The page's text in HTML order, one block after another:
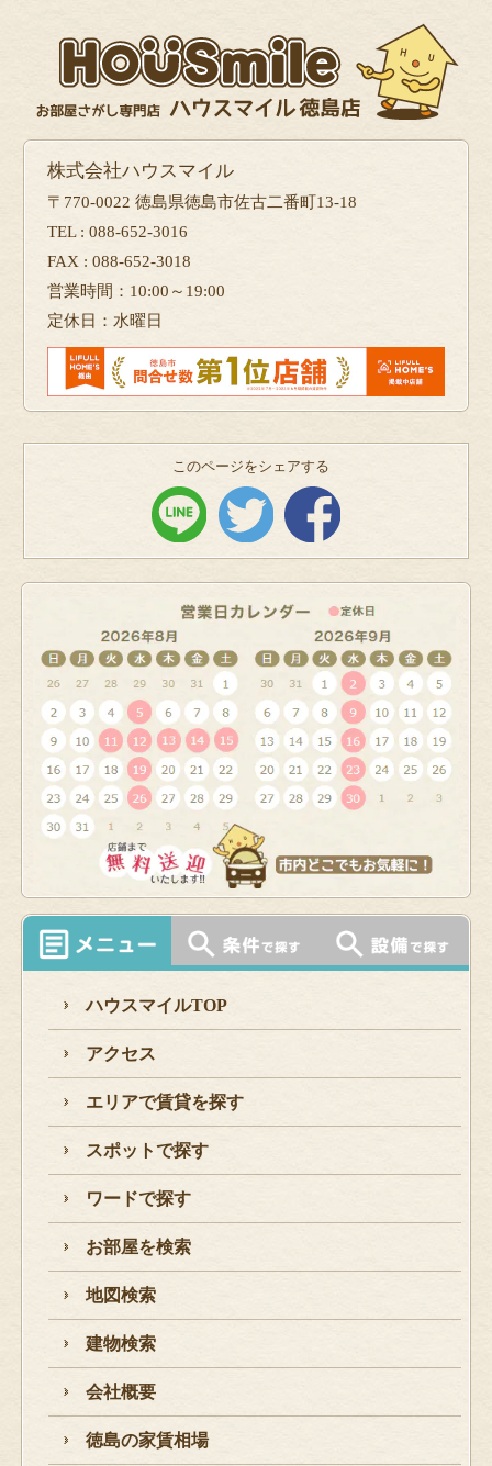
株式会社ハウスマイル
〒770-0022 徳島県徳島市佐古二番町13-18
TEL : 088-652-3016
FAX : 088-652-3018
営業時間：10:00～19:00
定休日：水曜日
このページをシェアする
ハウスマイルTOP
アクセス
エリアで賃貸を探す
スポットで探す
ワードで探す
お部屋を検索
地図検索
建物検索
会社概要
徳島の家賃相場